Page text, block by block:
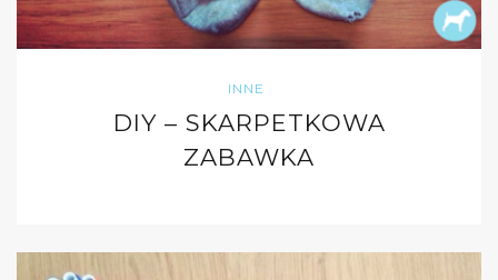
INNE
DIY – SKARPETKOWA
ZABAWKA